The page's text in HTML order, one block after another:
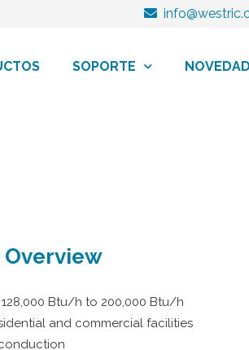
SOPORTE
Btu/h to 200,000 Btu/h
and commercial facilities